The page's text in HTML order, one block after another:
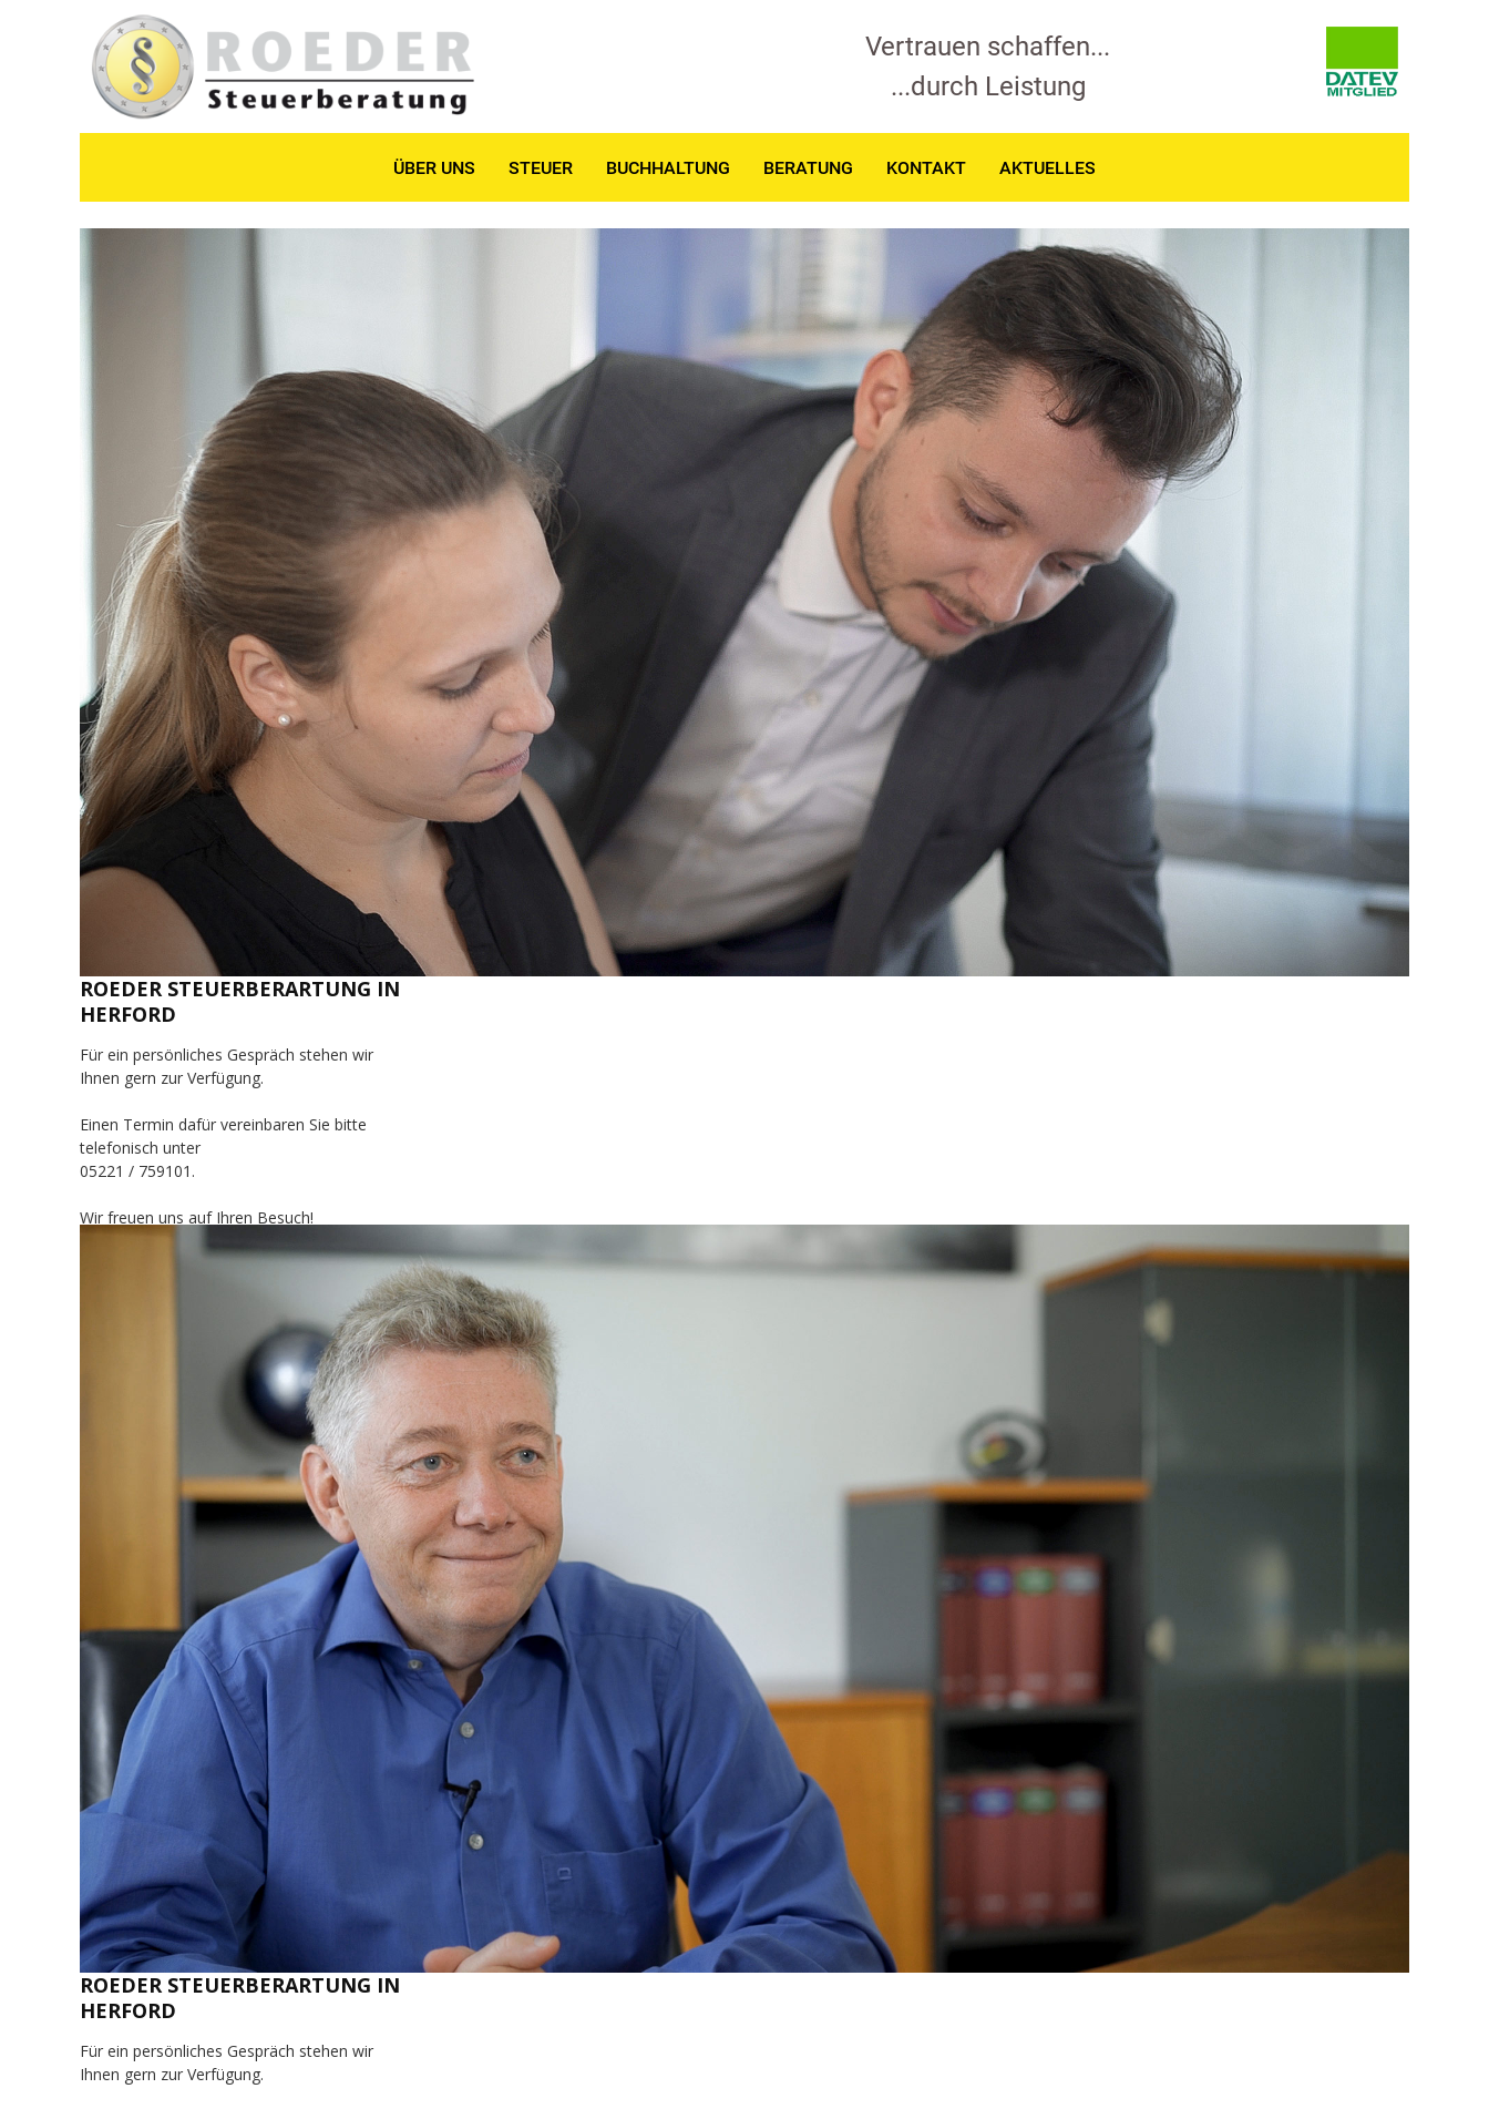
Vertrauen schaffen...
...durch Leistung
ÜBER UNS STEUER BUCHHALTUNG BERATUNG KONTAKT AKTUELLES
ROEDER STEUERBERARTUNG IN
HERFORD
Für ein persönliches Gespräch stehen wir
Ihnen gern zur Verfügung.
Einen Termin dafür vereinbaren Sie bitte
telefonisch unter
05221 / 759101.
Wir freuen uns auf Ihren Besuch!
ROEDER STEUERBERARTUNG IN
HERFORD
Für ein persönliches Gespräch stehen wir
Ihnen gern zur Verfügung.